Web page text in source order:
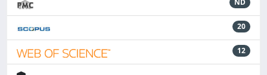
ND
20
12